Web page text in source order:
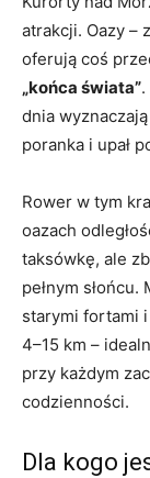
atrakcji. Oazy –
oferują coś
„końca świata”
dnia
poranka i upał
Rower w tym
oazach
taksówkę, ale
pełnym
starymi fortami
4–15 km –
przy każdym
codzienności.
Dla kogo